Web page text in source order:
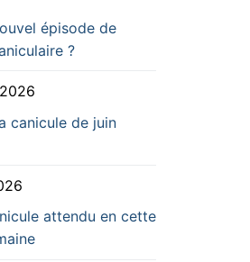
épisode de
?
canicule de juin
attendu en cette